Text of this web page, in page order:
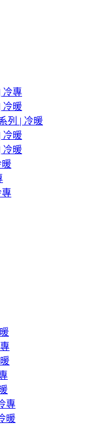
冷專
冷暖
列 | 冷暖
冷暖
冷暖
暖
專
專
暖